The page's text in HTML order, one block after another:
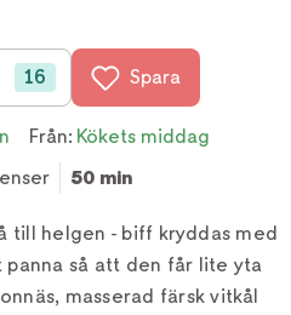
röster)
16 Spara
Från: Kökets middag
50 min
till helgen - biff kryddas med
panna så att den får lite yta
masserad färsk vitkål